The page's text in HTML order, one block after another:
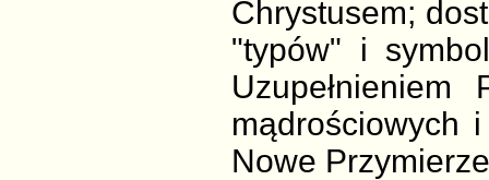
Chrystusem;
"typów" i
mądrościowych
Nowe